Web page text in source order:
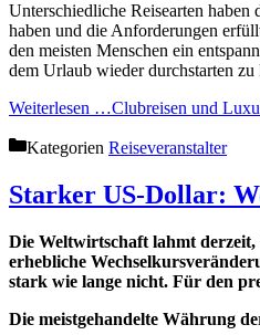
Unterschiedliche Reisearten
haben und die Anforderungen
den meisten Menschen ein
dem Urlaub wieder durchstarten zu
Weiterlesen …Clubreisen und
Kategorien Reiseveranstalter
Starker US-Dollar:
Die Weltwirtschaft lahmt
erhebliche
stark wie lange nicht. Für den
Die meistgehandelte Währung